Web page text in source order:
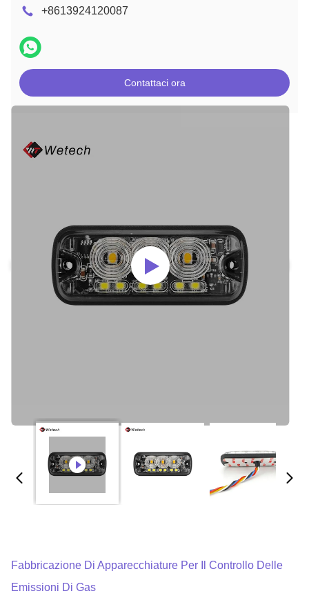
+8613924120087
Contattaci ora
Fabbricazione Di Apparecchiature Per Il Controllo Delle
Emissioni Di Gas